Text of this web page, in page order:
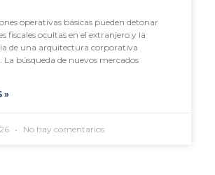
operativas básicas pueden detonar
fiscales ocultas en el extranjero y la
de una arquitectura corporativa
La búsqueda de nuevos mercados
»
No hay comentarios